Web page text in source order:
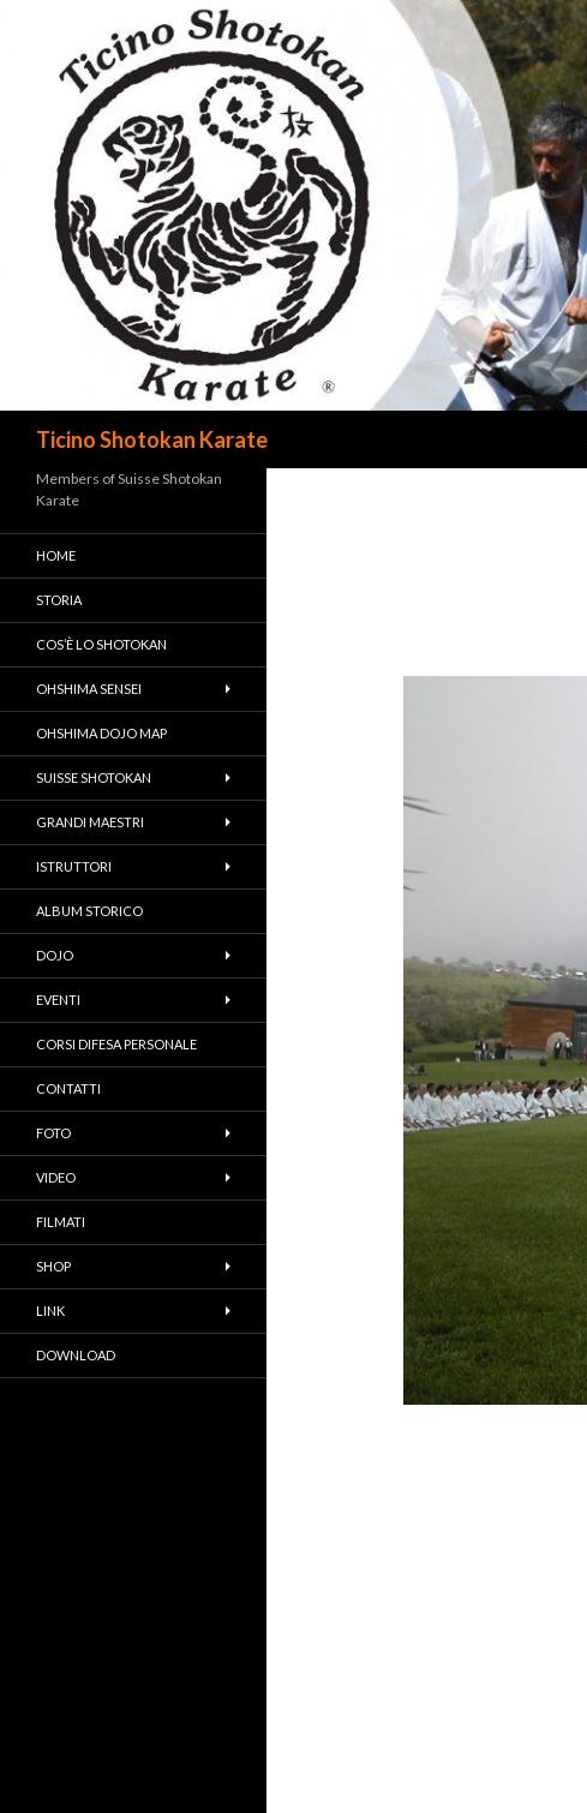
Ticino Shotokan Karate
Members of Suisse Shotokan
Karate
HOME
STORIA
COS’È LO SHOTOKAN
OHSHIMA SENSEI
OHSHIMA DOJO MAP
SUISSE SHOTOKAN
GRANDI MAESTRI
ISTRUTTORI
ALBUM STORICO
DOJO
EVENTI
CORSI DIFESA PERSONALE
CONTATTI
FOTO
VIDEO
FILMATI
SHOP
LINK
DOWNLOAD